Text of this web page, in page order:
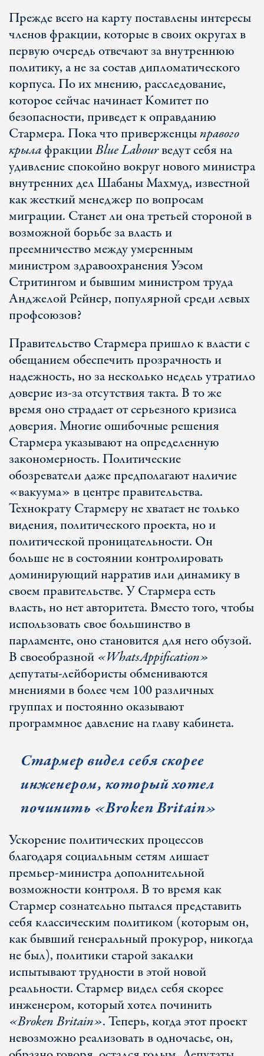
Прежде всего на карту поставлены интересы
членов фракции, которые в своих округах в
первую очередь отвечают за внутреннюю
политику, а не за состав дипломатического
корпуса. По их мнению, расследование,
которое сейчас начинает Комитет по
безопасности, приведет к оправданию
Стармера. Пока что приверженцыправого
крылафракцииBlueLabourведут себя на
удивление спокойно вокруг нового министра
внутренних дел Шабаны Махмуд, известной
как жесткий менеджер по вопросам
миграции. Станет ли она третьей стороной в
возможной борьбе за власть и
преемничество между умеренным
министром здравоохранения Уэсом
Стритингом и бывшим министром труда
Анджелой Рейнер, популярной среди левых
профсоюзов?
Правительство Стармера пришло к власти с
обещанием обеспечить прозрачность и
надежность, но за несколько недель утратило
доверие из-за отсутствия такта. В то же
время оно страдает от серьезного кризиса
доверия. Многие ошибочные решения
Стармера указывают на определенную
закономерность. Политические
обозреватели даже предполагают наличие
«вакуума» в центре правительства.
Технократу Стармеру не хватает не только
видения, политического проекта, но и
политической проницательности. Он
больше не в состоянии контролировать
доминирующий нарратив или динамику в
своем правительстве. У Стармера есть
власть, но нет авторитета. Вместо того, чтобы
использовать свое большинство в
парламенте, оно становится для него обузой.
В своеобразной «WhatsAppification»
депутаты-лейбористы обмениваются
мнениями в более чем 100 различных
группах и постоянно оказывают
программное давление на главу кабинета.
Стармер видел себя скорее
инженером, который хотел
починить «Broken Britain»
Ускорение политических процессов
благодаря социальным сетям лишает
премьер-министра дополнительной
возможности контроля. В то время как
Стармер сознательно пытался представить
себя классическим политиком (которым он,
как бывший генеральный прокурор, никогда
не был), политики старой закалки
испытывают трудности в этой новой
реальности. Стармер видел себя скорее
инженером, который хотел починить
«Broken Britain». Теперь, когда этот проект
невозможно реализовать в одночасье, он,